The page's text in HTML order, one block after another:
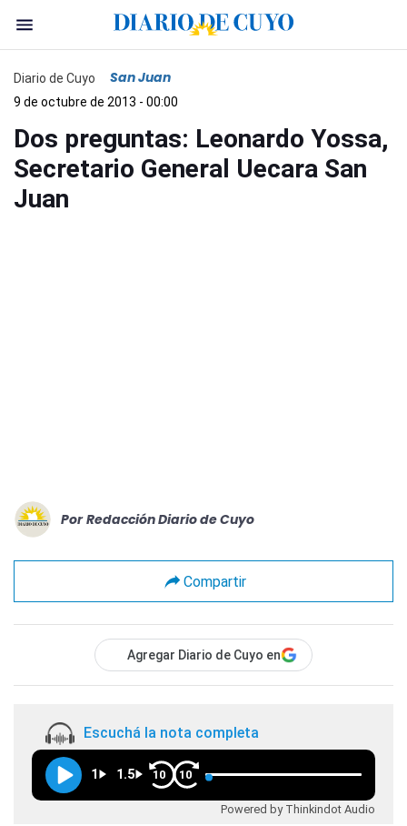
Diario de Cuyo San Juan
9 de octubre de 2013 - 00:00
Dos preguntas: Leonardo Yossa,
Secretario General Uecara San
Juan
Por Redacción Diario de Cuyo
Compartir
Agregar Diario de Cuyo en
Escuchá la nota completa
1 1.5 10 10
Powered by Thinkindot Audio